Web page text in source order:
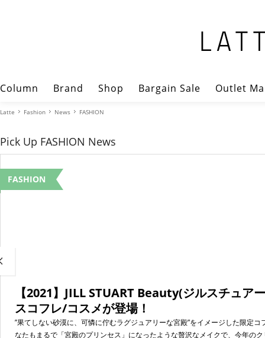
Column Brand Shop Bargain Sale Outlet
Latte Fashion News FASHION
Pick Up FASHION News
FASHION
【2021】JILL STUART Beauty(ジルスチュア
スコフレ/コスメが登場！
”果てしない砂漠に、可憐に佇むラグジュアリーな宮殿”をイメージした限定
なたもまるで「宮殿のプリンセス」になったような贅沢なメイクで、今年の
【PUMA×NiziU】厚底コレクションが登場！
人気ガールズグループ「NiziU(ニジュー)」とスポーツブランド「PUMA(プー
MA(プーマ)の厚底スニーカーを履きこなします。 厚底スニーカーを通して
フェンディ（FENDI）、体験型の謎解きプロ
PAN.comと制作、公開中
フェンディ（FENDI）が、2017年9月13日（水）伊勢丹新宿店本館1階＝ザ
新作コレクションを一堂に集めたポップアップイベント「F IS FENDI（エフ
ピーチ・ジョン、ノンワイヤーブラに革命。
トノンワイヤーブラ誕生
ピーチ・ジョンから、“どこまでもストレスフリーな身のこなし”が旬のトレ
い”というニーズを叶えた、新作「バルコネットノンワイヤーブラ」が誕生。
チャールズアンドキースのアンバサダーに
チャールズ アンド キース ジャパン（CHARLES & KEITH JAPAN）は、ブラ
（クリスタル）さんを起⽤。 2022年2⽉3⽇（⽊）より、Krystal（クリスタ